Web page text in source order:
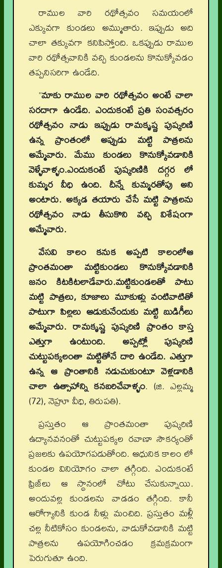
రాముల వారి రథోత్సవం సమయంలో
ఎక్కువగా కుండలు అమ్ముతారు. ఇప్పుడు అది
చాలా తక్కువగా కనిపిస్తోంది. ఒకప్పుడు రాముల
వారి రథోత్సవానికి వచ్చి కుండలను కొనుక్కోవడం
తప్పనిసరిగా ఉండేది.
”మాకు రాముల వారి రథోత్సవం అంటే చాలా
సరదాగా ఉండేది. ఎందుకంటే ప్రతి సంవత్సరం
రథోత్సవం నాడు ఇప్పుడు రామకృష్ణ పుష్కరిణి
ఉన్న ప్రాంతంలో అప్పుడు మట్టి పాత్రలను
అమ్మేవారు. మేము కుండలు కొనుక్కోవడానికి
వెళ్ళేవాళ్ళం.ఎందుకంటే పుష్కరిణికి దగ్గర లో
కుమ్మర వీధి ఉంది. దీన్నే కుమ్మరతోపు అని
అంటారు. అక్కడ తయారు చేసే మట్టి పాత్రలను
రథోత్సవం నాడు తీసుకొని వచ్చి విశేషంగా
అమ్మేవారు.
వేసవి కాలం కనుక అప్పటి కాలంలోఆ
ప్రాంతమంతా మట్టికుండలు కొనుక్కోవడానికి
జనం కిటకిటలాడేవారు.మట్టికుండలతో పాటు
మట్టి పాత్రలు, కూజాలు మూకుళ్లు వంటివాటితో
పాటుగా పిల్లలు ఆడుకునేందుకు మట్టి బుడిగీలు
అమ్మేవారు. రామకృష్ణ పుష్కరిణి ప్రాంతం కాస్త
ఎత్తుగా ఉంటుంది. అప్పట్లో పుష్కరిణి
చుట్టుపక్కలంతా మట్టితోనే దారి ఉండేది. ఎత్తుగా
ఉన్న ఆ ప్రాంతానికి నడుచుకుంటూ వెళ్లడానికి
చాలా ఉత్సాహాన్ని కనబరిచేవాళ్ళం. (జి. ఎల్లమ్మ
(72), నెహ్రూ వీధి, తిరుపతి).
ప్రస్తుతం ఆ ప్రాంతమంతా పుష్కరిణి
ఉద్యానవనంతో చుట్టుపక్కల రవాణా సౌకర్యంతో
ప్రజలకు ఉపయోగపడుతోంది. ఆధునిక కాలం లో
కుండల వినియోగం చాలా తగ్గింది. ఎందుకంటే
ఫ్రిజ్‌లు ఆ స్థానంలో చోటు చేసుకున్నాయి.
అందువల్ల కుండలను వాడడం తగ్గింది. కానీ
ఆరోగ్యానికి కుండ నీళ్లు మంచిది. ప్రస్తుతం మళ్లీ
చల్ల నీటికోసం కుండలను, వాడుకోవడానికి మట్టి
పాత్రలను ఉపయోగించడం క్రమక్రమంగా
పెరుగుతూ ఉంది.